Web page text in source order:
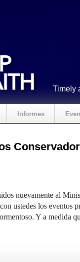
Timely
Informes
nuevamente al
ustedes los eventos
Y a medida